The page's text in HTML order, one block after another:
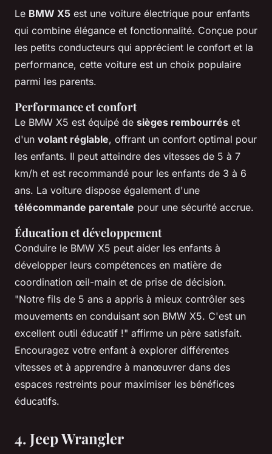
Le BMW X5 est une voiture électrique pour enfants
qui combine élégance et fonctionnalité. Conçue pour
les petits conducteurs qui apprécient le confort et la
performance, cette voiture est un choix populaire
parmi les parents.
Performance et confort
Le BMW X5 est équipé de sièges rembourrés et
d'un volant réglable, offrant un confort optimal pour
les enfants. Il peut atteindre des vitesses de 5 à 7
km/h et est recommandé pour les enfants de 3 à 6
ans. La voiture dispose également d'une
télécommande parentale pour une sécurité accrue.
Éducation et développement
Conduire le BMW X5 peut aider les enfants à
développer leurs compétences en matière de
coordination œil-main et de prise de décision.
"Notre fils de 5 ans a appris à mieux contrôler ses
mouvements en conduisant son BMW X5. C'est un
excellent outil éducatif !" affirme un père satisfait.
Encouragez votre enfant à explorer différentes
vitesses et à apprendre à manœuvrer dans des
espaces restreints pour maximiser les bénéfices
éducatifs.
4. Jeep Wrangler